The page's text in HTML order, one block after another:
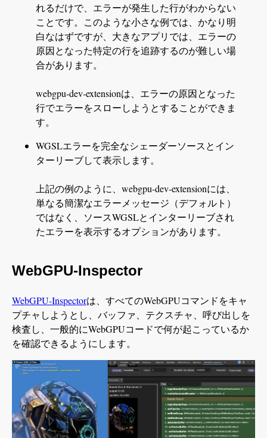
れるだけで、エラーが発生した行がわからない
ことです。このような小さな例では、かなり明
白なはずですが、大きなアプリでは、エラーの
原因となった特定の行を追跡するのが難しい場
合があります。
webgpu-dev-extensionは、エラーの原因となった
行でエラーをスローしようとすることができま
す。
WGSLエラーを完全なシェーダーソースとイン
ターリーブして表示します。
上記の例のように、webgpu-dev-extensionには、
単なる簡潔なエラーメッセージ（デフォルト）
ではなく、ソースWGSLとインターリーブされ
たエラーを表示するオプションがあります。
WebGPU-Inspector
WebGPU-Inspectorは、すべてのWebGPUコマンドをキャ
プチャしようとし、バッファ、テクスチャ、呼び出しを
検査し、一般的にWebGPUコードで何が起こっているか
を確認できるようにします。